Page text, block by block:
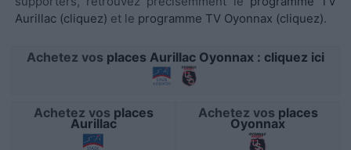
functionality and fraud prevention, and other
user protection.
Aurillac (cliquez) et le programme TV Oyonnax (cliquez).
Achetez vos places Aurillac Oyonnax : cliquez ici
Achetez vos places
Aurillac
Achetez vos places
Oyonnax